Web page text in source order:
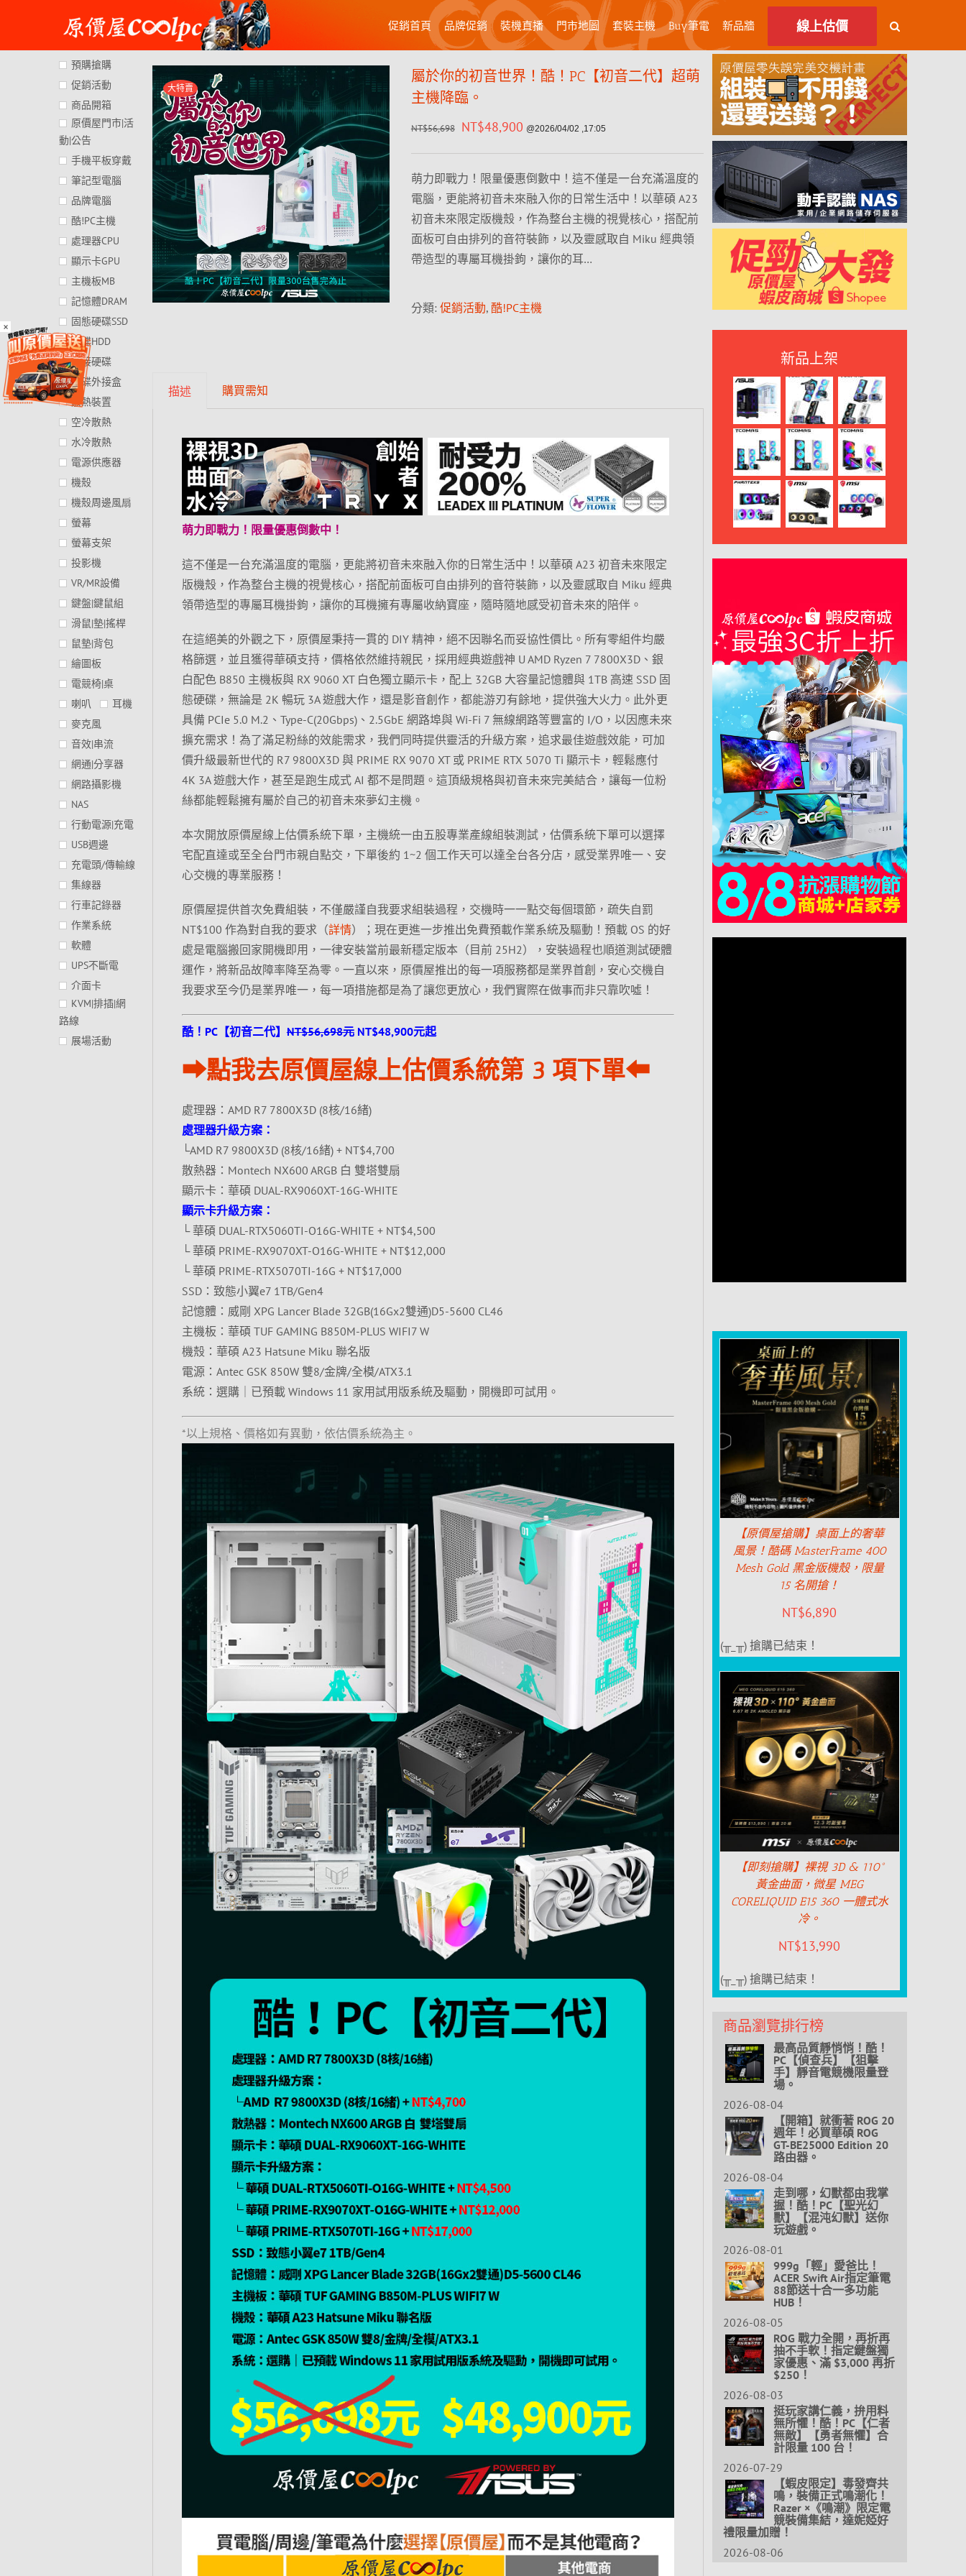
×
content
促銷首頁 品牌促銷 裝機直播 門市地圖 套裝主機 Buy筆電 新品牆 線上估價
大特賣
屬於你的初音世界！酷！PC【初音二代】超萌
主機降臨。
NT$56,698 NT$48,900 @2026/04/02 ,17:05
萌力即戰力！限量優惠倒數中！這不僅是一台充滿溫度的
電腦，更能將初音未來融入你的日常生活中！以華碩 A23
初音未來限定版機殼，作為整台主機的視覺核心，搭配前
面板可自由排列的音符裝飾，以及靈感取自 Miku 經典領
帶造型的專屬耳機掛鉤，讓你的耳…
分類: 促銷活動, 酷!PC主機
描述 購買需知
萌力即戰力！限量優惠倒數中！
這不僅是一台充滿溫度的電腦，更能將初音未來融入你的日常生活中！以華碩 A23 初音未來限定
版機殼，作為整台主機的視覺核心，搭配前面板可自由排列的音符裝飾，以及靈感取自 Miku 經典
領帶造型的專屬耳機掛鉤，讓你的耳機擁有專屬收納寶座，隨時隨地感受初音未來的陪伴。
在這絕美的外觀之下，原價屋秉持一貫的 DIY 精神，絕不因聯名而妥協性價比。所有零組件均嚴
格篩選，並且獲得華碩支持，價格依然維持親民，採用經典遊戲神 U AMD Ryzen 7 7800X3D、銀
白配色 B850 主機板與 RX 9060 XT 白色獨立顯示卡，配上 32GB 大容量記憶體與 1TB 高速 SSD 固
態硬碟，無論是 2K 暢玩 3A 遊戲大作，還是影音創作，都能游刃有餘地，提供強大火力。此外更
具備 PCIe 5.0 M.2、Type-C(20Gbps)、2.5GbE 網路埠與 Wi-Fi 7 無線網路等豐富的 I/O，以因應未來
擴充需求！為了滿足粉絲的效能需求，我們同時提供靈活的升級方案，追求最佳遊戲效能，可加
價升級最新世代的 R7 9800X3D 與 PRIME RX 9070 XT 或 PRIME RTX 5070 Ti 顯示卡，輕鬆應付
4K 3A 遊戲大作，甚至是跑生成式 AI 都不是問題。這頂級規格與初音未來完美結合，讓每一位粉
絲都能輕鬆擁有屬於自己的初音未來夢幻主機。
本次開放原價屋線上估價系統下單，主機統一由五股專業產線組裝測試，估價系統下單可以選擇
宅配直達或至全台門市親自點交，下單後約 1~2 個工作天可以達全台各分店，感受業界唯一、安
心交機的專業服務！
原價屋提供首次免費組裝，不僅嚴謹自我要求組裝過程，交機時一一點交每個環節，疏失自罰
NT$100 作為對自我的要求（詳情）；現在更進一步推出免費預載作業系統及驅動！預載 OS 的好
處是電腦搬回家開機即用，一律安裝當前最新穩定版本（目前 25H2），安裝過程也順道測試硬體
運作，將新品故障率降至為零。一直以來，原價屋推出的每一項服務都是業界首創，安心交機自
我要求至今仍是業界唯一，每一項措施都是為了讓您更放心，我們實際在做事而非只靠吹噓！
酷！PC【初音二代】NT$56,698元NT$48,900元起
⮕點我去原價屋線上估價系統第 3 項下單⬅
處理器：AMD R7 7800X3D (8核/16緒)
處理器升級方案：
└AMD R7 9800X3D (8核/16緒) + NT$4,700
散熱器：Montech NX600 ARGB 白 雙塔雙扇
顯示卡：華碩 DUAL-RX9060XT-16G-WHITE
顯示卡升級方案：
└ 華碩 DUAL-RTX5060TI-O16G-WHITE + NT$4,500
└ 華碩 PRIME-RX9070XT-O16G-WHITE + NT$12,000
└ 華碩 PRIME-RTX5070TI-16G + NT$17,000
SSD：致態小翼e7 1TB/Gen4
記憶體：威剛 XPG Lancer Blade 32GB(16Gx2雙通)D5-5600 CL46
主機板：華碩 TUF GAMING B850M-PLUS WIFI7 W
機殼：華碩 A23 Hatsune Miku 聯名版
電源：Antec GSK 850W 雙8/金牌/全模/ATX3.1
系統：選購｜已預載 Windows 11 家用試用版系統及驅動，開機即可試用。
*以上規格、價格如有異動，依估價系統為主。
預購搶購
促銷活動
商品開箱
原價屋門市|活
動|公告
手機平板穿戴
筆記型電腦
品牌電腦
酷!PC主機
處理器CPU
顯示卡GPU
主機板MB
記憶體DRAM
固態硬碟SSD
硬碟HDD
外接硬碟
硬碟外接盒
散熱裝置
空冷散熱
水冷散熱
電源供應器
機殼
機殼周邊風扇
螢幕
螢幕支架
投影機
VR/MR設備
鍵盤|鍵鼠組
滑鼠|墊|搖桿
鼠墊|背包
繪圖板
電競椅|桌
喇叭
耳機
麥克風
音效|串流
網通|分享器
網路攝影機
NAS
行動電源|充電
USB週邊
充電頭/傳輸線
集線器
行車記錄器
作業系統
軟體
UPS不斷電
介面卡
KVM|排插|網
路線
展場活動
新品上架
【原價屋搶購】桌面上的奢華
風景！酷碼 MasterFrame 400
Mesh Gold 黑金版機殼，限量
15 名開搶！
NT$6,890
(╥_╥) 搶購已結束！
【即刻搶購】裸視 3D & 110°
黃金曲面，微星 MEG
CORELIQUID E15 360 一體式水
冷。
NT$13,990
(╥_╥) 搶購已結束！
商品瀏覽排行榜
最高品質靜悄悄！酷！
PC【偵查兵】【狙擊
手】靜音電競機限量登
場。
2026-08-04
【開箱】就衝著 ROG 20
週年！必買華碩 ROG
GT-BE25000 Edition 20
路由器。
2026-08-04
走到哪，幻獸都由我掌
握！酷！PC【聖光幻
獸】【混沌幻獸】送你
玩遊戲。
2026-08-01
999g「輕」愛爸比！
ACER Swift Air指定筆電
88節送十合一多功能
HUB！
2026-08-05
ROG 戰力全開，再折再
抽不手軟！指定鍵盤獨
家優惠、滿 $3,000 再折
$250！
2026-08-03
挺玩家講仁義，拚用料
無所懼！酷！PC【仁者
無敵】【勇者無懼】合
計限量 100 台！
2026-07-29
【蝦皮限定】毒發齊共
鳴，裝備正式鳴潮化！
Razer ×《鳴潮》限定電
競裝備集結，達妮婭好
禮限量加贈！
2026-08-06